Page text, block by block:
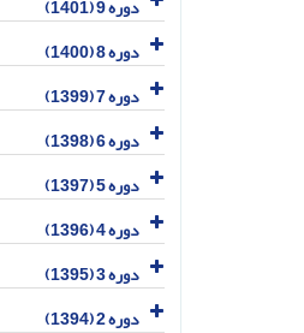
دوره 9 (1401)
دوره 8 (1400)
دوره 7 (1399)
دوره 6 (1398)
دوره 5 (1397)
دوره 4 (1396)
دوره 3 (1395)
دوره 2 (1394)